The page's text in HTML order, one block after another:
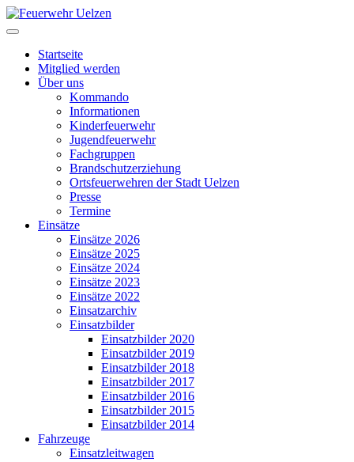
Startseite
Mitglied werden
Über uns
Kommando
Informationen
Kinderfeuerwehr
Jugendfeuerwehr
Fachgruppen
Brandschutzerziehung
Ortsfeuerwehren der Stadt Uelzen
Presse
Termine
Einsätze
Einsätze 2026
Einsätze 2025
Einsätze 2024
Einsätze 2023
Einsätze 2022
Einsatzarchiv
Einsatzbilder
Einsatzbilder 2020
Einsatzbilder 2019
Einsatzbilder 2018
Einsatzbilder 2017
Einsatzbilder 2016
Einsatzbilder 2015
Einsatzbilder 2014
Fahrzeuge
Einsatzleitwagen